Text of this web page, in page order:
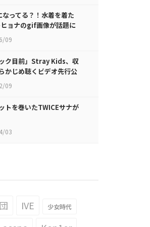
ってる？！水着を着た
ョナのgif画像が話題に
09
ック目前」Stray Kids、収
かじめ聴くビデオ先行公
UP！
09
トを巻いたTWICEサナが
03
IVE 少女時代